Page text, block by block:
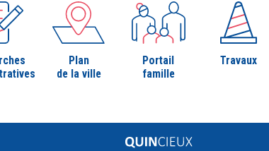
Plan
de la ville
Portail
famille
Travaux